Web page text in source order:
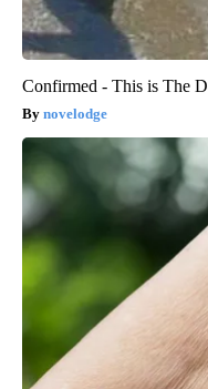
Confirmed - This is The
novelodge